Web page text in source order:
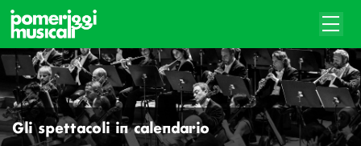
Gli spettacoli in calendario